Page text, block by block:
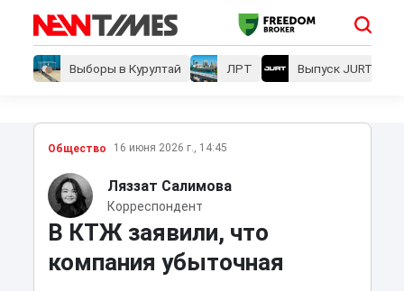
Выборы в Курултай ЛРТ Выпуск JURT
Общество 16 июня 2026 г., 14:45
Ляззат Салимова
Корреспондент
В КТЖ заявили, что
компания убыточная